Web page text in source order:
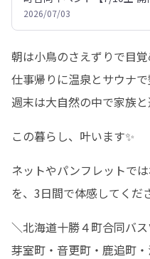
2026/07/03
朝は小鳥のさえずりで目
仕事帰りに温泉とサウナで
週末は大自然の中で家族
この暮らし、叶います✨
ネットやパンフレットで
を、3日間で体感してくだ
＼北海道十勝４町合同バ
芽室町・音更町・鹿追町